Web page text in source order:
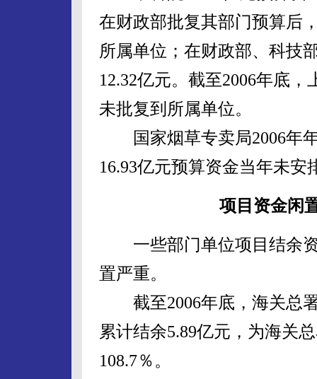
在财政部批复其部门预算后
所属单位；在财政部、科技
12.32亿元。截至2006年底
未批复到所属单位。
国家烟草专卖局2006年年
16.93亿元预算资金当年未安
项目资金闲
一些部门单位项目结余资
置严重。
截至2006年底，海关总署
累计结余5.89亿元，为海关
108.7％。